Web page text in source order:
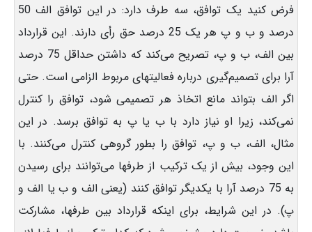
فرض کنید یک توافق، سه طرف دارد: در این توافق الف 50
درصد و ب و پ هر یک 25 درصد حق رأی دارند. این قرارداد
بین الف، ب و پ، تصریح می‌کند که داشتن حداقل 75 درصد
آرا برای تصمیم‌گیری درباره فعالیتهای مربوط الزامی است. حتی
اگر الف بتواند مانع اتخاذ هر تصمیمی شود، توافق را کنترل
نمی‌کند، زیرا او نیاز دارد با ب یا پ به توافق برسد. در این
مثال، الف، ب و پ، توافق را بطور گروهی کنترل می‌کنند. با
این وجود، بیش از یک ترکیب از طرفها می‌توانند برای رسیدن
به 75 درصد آرا با یکدیگر توافق کنند (یعنی الف و ب یا الف و
پ). در این شرایط، برای اینکه قرارداد بین طرفها، مشارکت